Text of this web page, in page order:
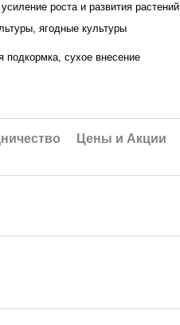
роста и развития растений
ягодные культуры
подкормка, сухое внесение
Цены и Акции